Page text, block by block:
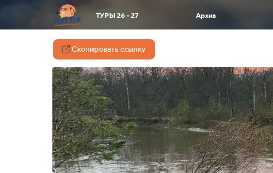
ТУРЫ 26 - 27 Архив
Скопировать ссылку